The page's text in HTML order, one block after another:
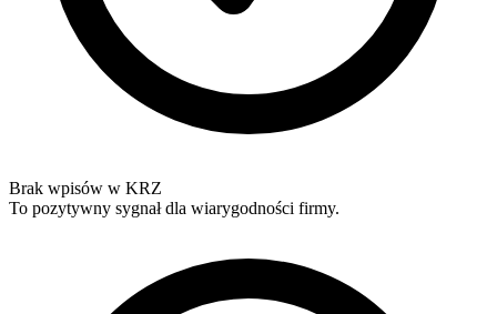
Brak wpisów w KRZ
To pozytywny sygnał dla wiarygodności firmy.